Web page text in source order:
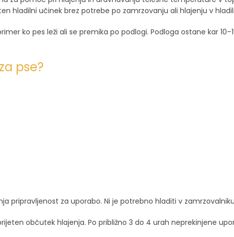
hladilni učinek brez potrebe po zamrzovanju ali hlajenju v
ko pes leži ali se premika po podlogi. Podloga ostane kar
pse?
pripravljenost za uporabo. Ni je potrebno hladiti v
občutek hlajenja. Po približno 3 do 4 urah neprekinjene